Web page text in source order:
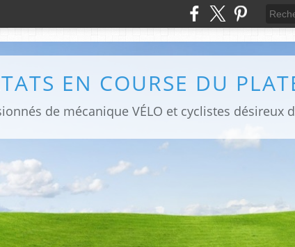
EN COURSE DU
de mécanique VÉLO et cyclistes désireux